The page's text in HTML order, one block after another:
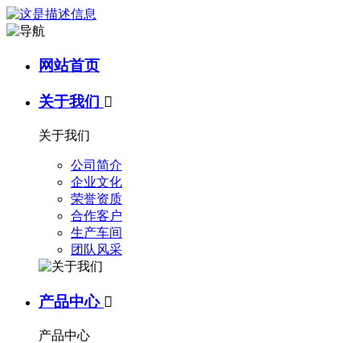
网站首页
关于我们 
关于我们
公司简介
企业文化
荣誉资质
合作客户
生产车间
团队风采
产品中心 
产品中心